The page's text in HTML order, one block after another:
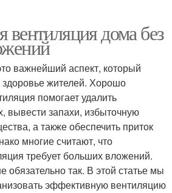
дома без
важнейший аспект, который
жителей. Хорошо
помогает удалить
вывести запахи, избыточную
а также обеспечить приток
многие считают, что
требует больших вложений.
обязательно так. В этой статье мы
эффективную вентиляцию